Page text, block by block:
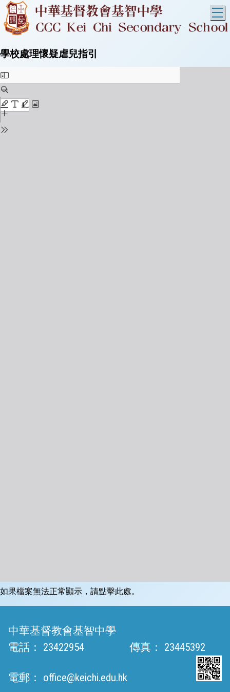
學校處理懷疑虐兒指引
如果檔案無法正常顯示，請點擊此處。
中華基督教會基智中學
電話：
23422954 傳真： 23445392
電郵： office@keichi.edu.hk